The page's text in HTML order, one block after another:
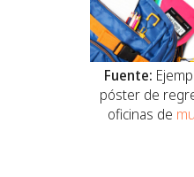
Fuente:
póster de
oficinas de